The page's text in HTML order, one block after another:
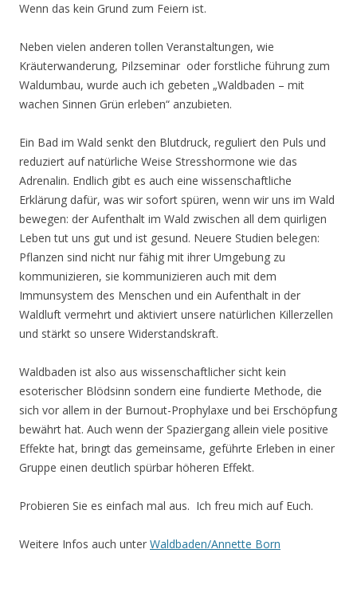
Wenn das kein Grund zum Feiern ist.
Neben vielen anderen tollen Veranstaltungen, wie
Kräuterwanderung, Pilzseminar oder forstliche führung zum
Waldumbau, wurde auch ich gebeten „Waldbaden – mit
wachen Sinnen Grün erleben“ anzubieten.
Ein Bad im Wald senkt den Blutdruck, reguliert den Puls und
reduziert auf natürliche Weise Stresshormone wie das
Adrenalin. Endlich gibt es auch eine wissenschaftliche
Erklärung dafür, was wir sofort spüren, wenn wir uns im Wald
bewegen: der Aufenthalt im Wald zwischen all dem quirligen
Leben tut uns gut und ist gesund. Neuere Studien belegen:
Pflanzen sind nicht nur fähig mit ihrer Umgebung zu
kommunizieren, sie kommunizieren auch mit dem
Immunsystem des Menschen und ein Aufenthalt in der
Waldluft vermehrt und aktiviert unsere natürlichen Killerzellen
und stärkt so unsere Widerstandskraft.
Waldbaden ist also aus wissenschaftlicher sicht kein
esoterischer Blödsinn sondern eine fundierte Methode, die
sich vor allem in der Burnout-Prophylaxe und bei Erschöpfung
bewährt hat. Auch wenn der Spaziergang allein viele positive
Effekte hat, bringt das gemeinsame, geführte Erleben in einer
Gruppe einen deutlich spürbar höheren Effekt.
Probieren Sie es einfach mal aus. Ich freu mich auf Euch.
Weitere Infos auch unter Waldbaden/Annette Born